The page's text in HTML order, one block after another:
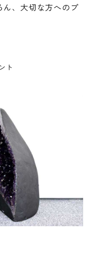
ん、大切な方へのプ
ト